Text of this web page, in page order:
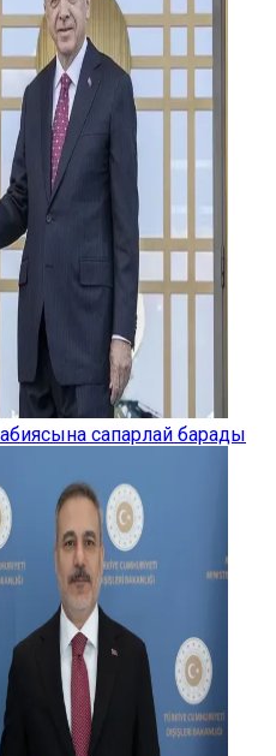
сапарлай барады